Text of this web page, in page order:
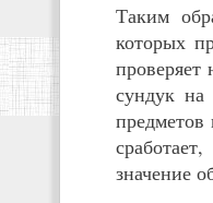
Таким
которых
проверяет
сундук на
предметов
значение